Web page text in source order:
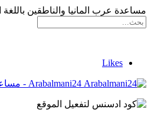
مساعدة عرب المانيا والناطقين باللغة
Likes
Arabalmani24 - مساعدة عرب المانيا والناطقين باللغة العربية بأهم المعلومات التي يحتاجونها